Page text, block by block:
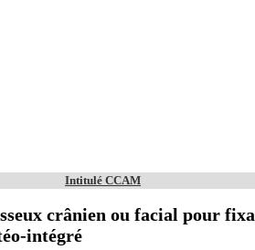
Intitulé CCAM
crânien ou facial pour
intégré